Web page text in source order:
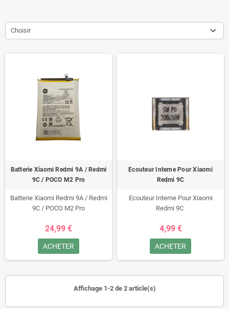
Choisir
Batterie Xiaomi Redmi 9A / Redmi
9C / POCO M2 Pro
Batterie Xiaomi Redmi 9A / Redmi
9C / POCO M2 Pro
24,99 €
ACHETER
Ecouteur Interne Pour Xiaomi
Redmi 9C
Ecouteur Interne Pour Xiaomi
Redmi 9C
4,99 €
ACHETER
Affichage 1-2 de 2 article(s)